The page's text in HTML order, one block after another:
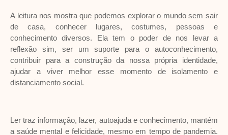
A leitura nos mostra que podemos explorar o mundo sem sair
de casa, conhecer lugares, costumes, pessoas e
conhecimento diversos. Ela tem o poder de nos levar a
reflexão sim, ser um suporte para o autoconhecimento,
contribuir para a construção da nossa própria identidade,
ajudar a viver melhor esse momento de isolamento e
distanciamento social.
Ler traz informação, lazer, autoajuda e conhecimento, mantém
a saúde mental e felicidade, mesmo em tempo de pandemia.